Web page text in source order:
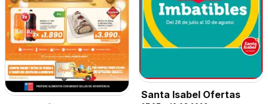
Santa Isabel Ofertas